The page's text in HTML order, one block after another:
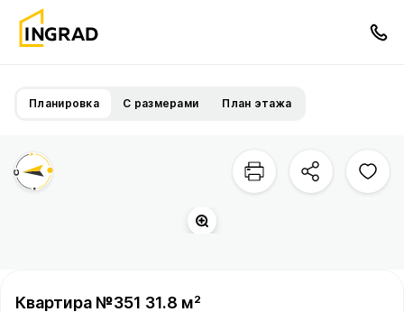
Планировка С размерами План этажа
Квартира №351 31.8 м²